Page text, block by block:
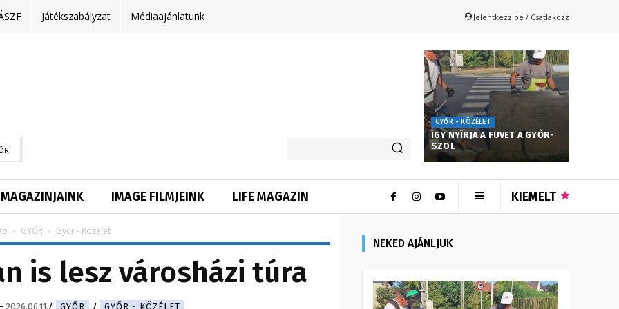
Játékszabályzat Médiaajánlatunk Jelentkezz be / Csatlakozz
GYŐR - KÖZÉLET
ÍGY NYÍRJA A FÜVET A GYŐR-
SZOL
MAGAZINJAINK IMAGE FILMJEINK LIFE MAGAZIN KIEMELT
GYŐR Győr - Közélet
is lesz városházi túra
2026.06.11. GYŐR GYŐR - KÖZÉLET
NEKED AJÁNLJUK